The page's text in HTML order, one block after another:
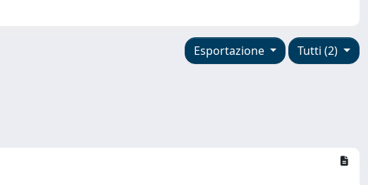
Tutti (2)
Esportazione